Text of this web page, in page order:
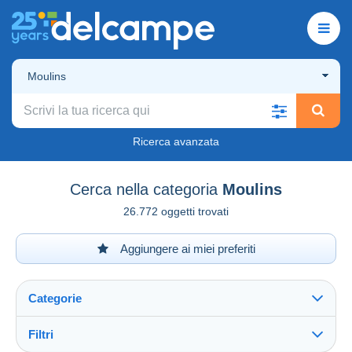
Moulins
Ricerca avanzata
Cerca nella categoria Moulins
26.772 oggetti trovati
Aggiungere ai miei preferiti
Categorie
Filtri